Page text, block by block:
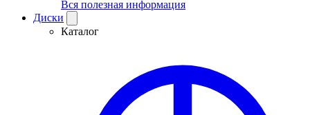
Вся полезная информация
Диски
Каталог